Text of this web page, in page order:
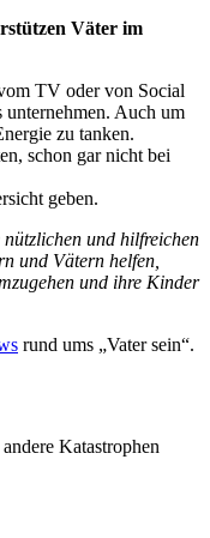
Väter im
TV oder von Social
Auch um
zu tanken.
schon gar nicht bei
geben.
und hilfreichen
und Vätern helfen,
und ihre Kinder
rund ums „Vater sein“.
Katastrophen